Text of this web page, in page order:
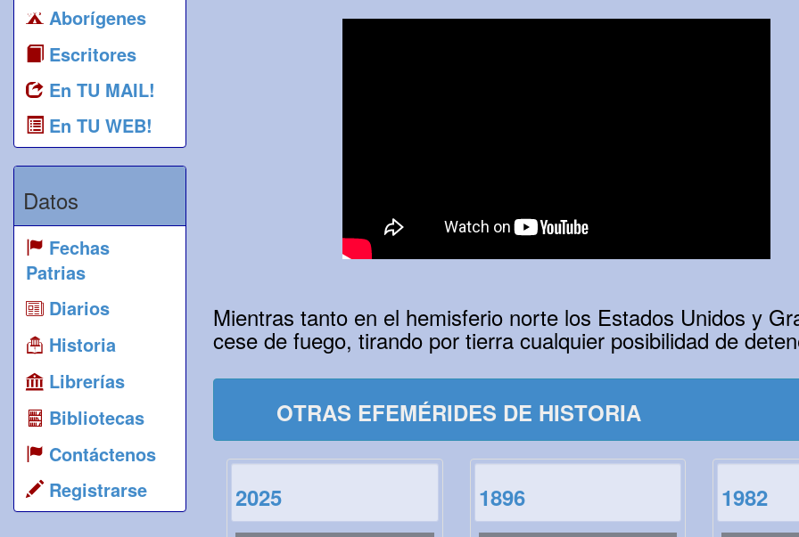
Aborígenes
Escritores
En TU MAIL!
En TU WEB!
Datos
Fechas
Patrias
Diarios
Historia
Librerías
Bibliotecas
Contáctenos
Registrarse
Mientras tanto en el hemisferio norte los Estados Unidos y
cese de fuego, tirando por tierra cualquier posibilidad de
OTRAS EFEMÉRIDES DE HISTORIA
2025 1896 1982